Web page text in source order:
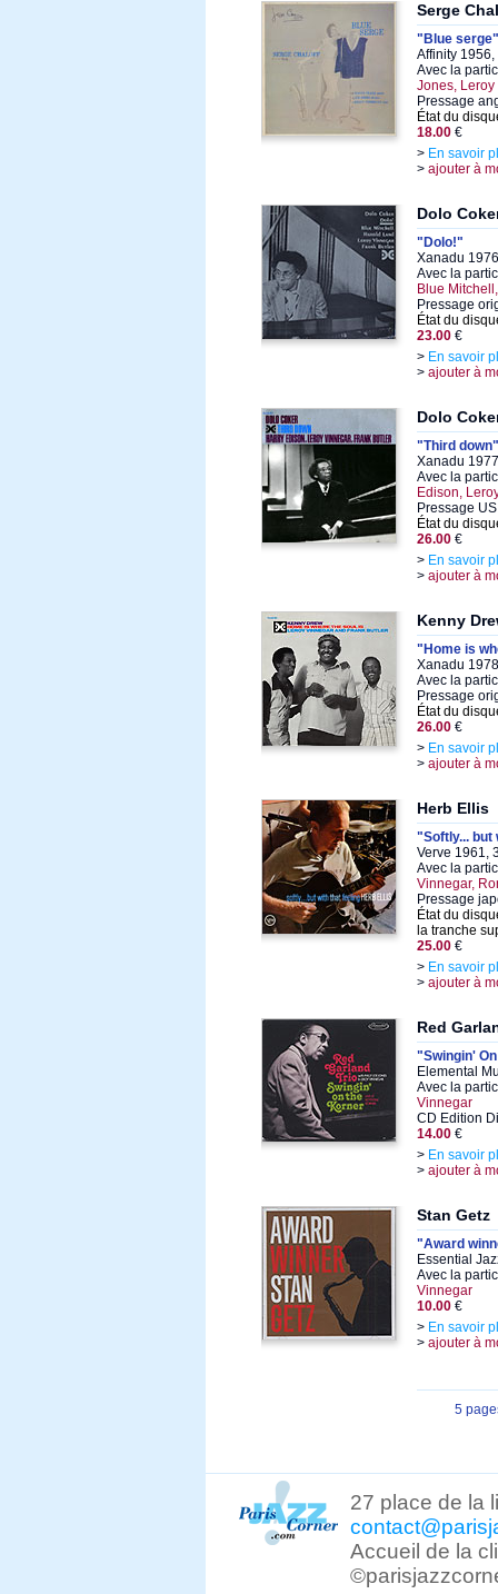
Serge
"Blue serge"
Affinity
Avec la
Jones,
Pressage
État du
18.00 €
> En savoir
> ajouter à
Dolo
"Dolo!"
Xanadu
Avec la
Blue
Pressage
État du
23.00 €
> En savoir
> ajouter à
Dolo
"Third down"
Xanadu
Avec la
Edison,
Pressage
État du
26.00 €
> En savoir
> ajouter à
Kenny
"Home is
Xanadu
Avec la
Pressage
État du
26.00 €
> En savoir
> ajouter à
Herb Ellis
"Softly... but
Verve 1961,
Avec la
Vinnegar,
Pressage
État du
la tranche
25.00 €
> En savoir
> ajouter à
Red
"Swingin'
Elemental
Avec la
Vinnegar
CD Edition
14.00 €
> En savoir
> ajouter à
Stan Getz
"Award
Essential
Avec la
Vinnegar
10.00 €
> En savoir
> ajouter à
5
27 place de la
Accueil de la